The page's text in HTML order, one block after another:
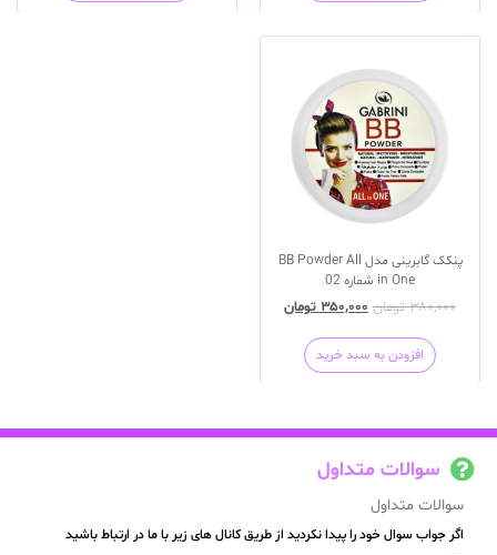
پنکک گابرینی مدل BB Powder All
in One شماره 02
۳۸۰,۰۰۰ تومان ۳۵۰,۰۰۰ تومان
افزودن به سبد خرید
سوالات متداول
سوالات متداول
اگر جواب سوال خود را پیدا نکردید از طریق کانال های زیر با ما در ارتباط باشید